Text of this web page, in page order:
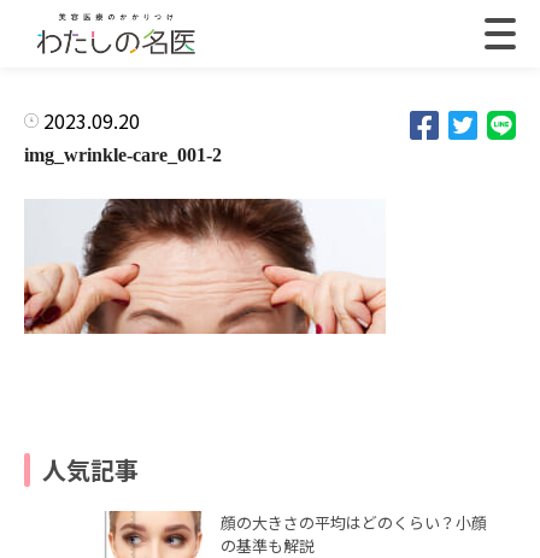
2023.09.20
img_wrinkle-care_001-2
人気記事
顔の大きさの平均はどのくらい？小顔
の基準も解説